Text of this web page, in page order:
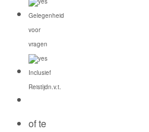
Gelegenheid
voor
vragen
Inclusief
Reistijdn.v.t.
of te